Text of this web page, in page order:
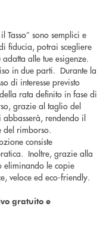
Tasso” sono semplici e
fiducia, potrai scegliere
alle tue esigenze.
in due parti. Durante la
di interesse previsto
rata definito in fase di
grazie al taglio del
abbasserà, rendendo il
del rimborso.
consiste
Inoltre, grazie alla
eliminando le copie
veloce ed eco-friendly.
gratuito e